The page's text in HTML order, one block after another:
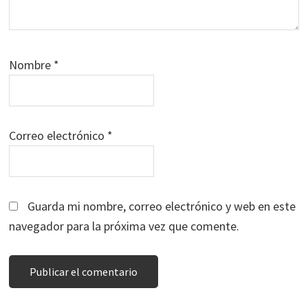
Nombre *
Correo electrónico *
Guarda mi nombre, correo electrónico y web en este
navegador para la próxima vez que comente.